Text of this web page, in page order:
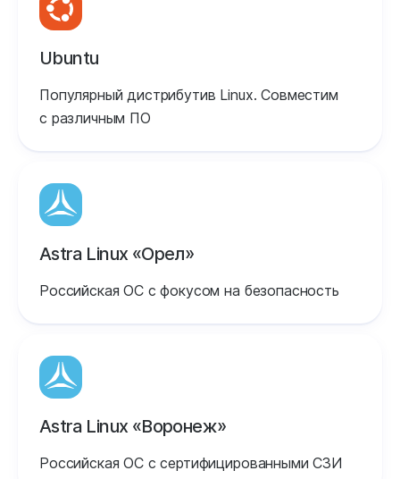
Ubuntu
Популярный дистрибутив Linux. Совместим
с различным ПО
Astra Linux «Орел»
Российская ОС с фокусом на безопасность
Astra Linux «Воронеж»
Российская ОС с сертифицированными СЗИ